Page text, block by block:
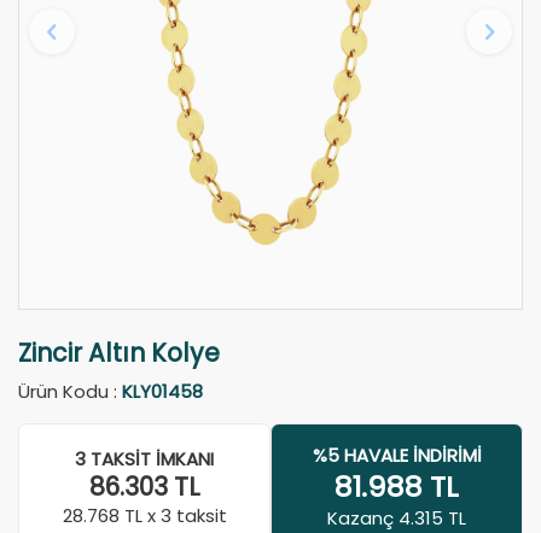
Zincir Altın Kolye
Ürün Kodu : KLY01458
3 TAKSIT İMKANI
86.303TL
28.768 TL x 3 taksit
%5 HAVALE İNDIRIMI
81.988 TL
Kazanç 4.315 TL